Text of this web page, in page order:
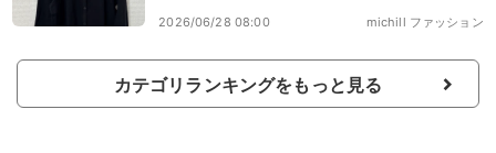
michill ファッション
2026/06/28 08:00
カテゴリランキングをもっと見る